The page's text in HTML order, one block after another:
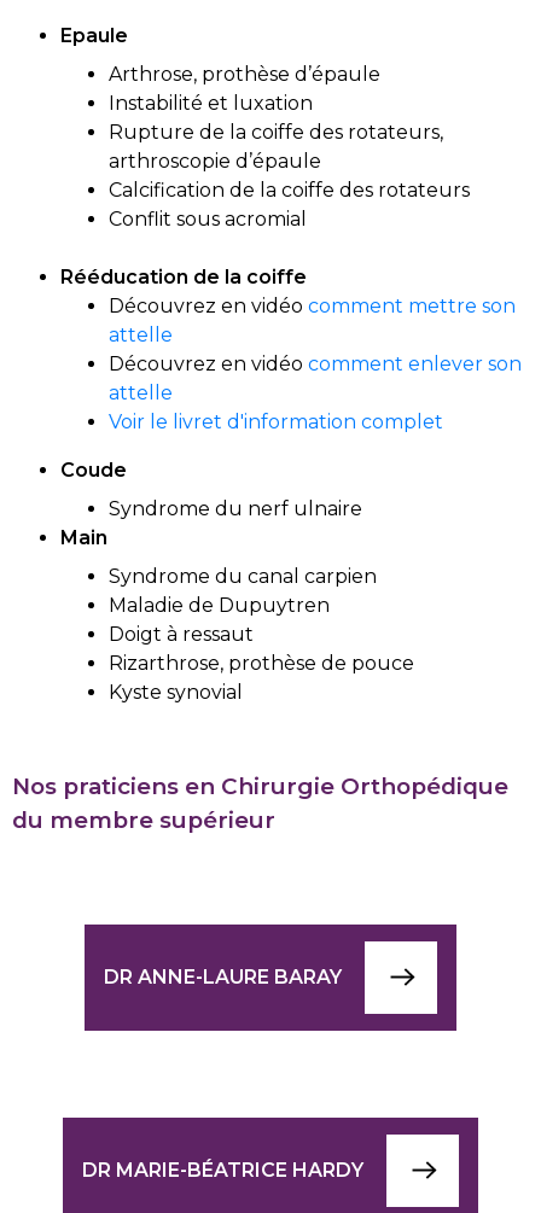
Epaule
Arthrose, prothèse d’épaule
Instabilité et luxation
Rupture de la coiffe des rotateurs,
arthroscopie d’épaule
Calcification de la coiffe des rotateurs
Conflit sous acromial
Rééducation de la coiffe
Découvrez en vidéo comment mettre son
attelle
Découvrez en vidéo comment enlever son
attelle
Voir le livret d'information complet
Coude
Syndrome du nerf ulnaire
Main
Syndrome du canal carpien
Maladie de Dupuytren
Doigt à ressaut
Rizarthrose, prothèse de pouce
Kyste synovial
Nos praticiens en Chirurgie Orthopédique
du membre supérieur
DR ANNE-LAURE BARAY
DR MARIE-BÉATRICE HARDY